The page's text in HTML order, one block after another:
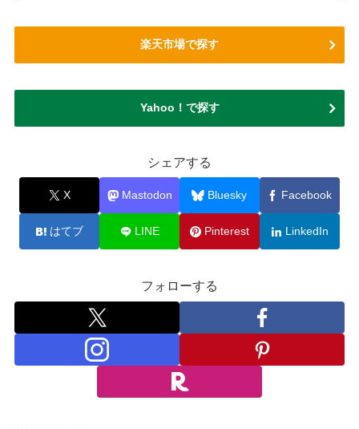
楽天市場で探す
Yahoo！で探す
シェアする
X Mastodon Bluesky Facebook
はてブ LINE Pinterest LinkedIn
フォローする